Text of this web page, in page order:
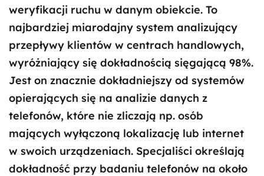
weryfikacji ruchu w danym obiekcie. To
najbardziej miarodajny system analizujący
przepływy klientów w centrach handlowych,
wyróżniający się dokładnością sięgającą 98%.
Jest on znacznie dokładniejszy od systemów
opierających się na analizie danych z
telefonów, które nie zliczają np. osób
mających wyłączoną lokalizację lub internet
w swoich urządzeniach. Specjaliści określają
dokładność przy badaniu telefonów na około